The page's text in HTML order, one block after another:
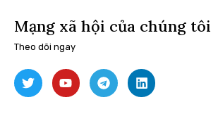
Mạng xã hội của chúng tôi
Theo dõi ngay